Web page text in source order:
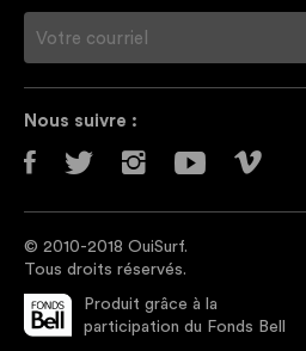
Nous suivre :
© 2010-2018 OuiSurf.
Tous droits réservés.
Produit grâce à la
participation du Fonds Bell